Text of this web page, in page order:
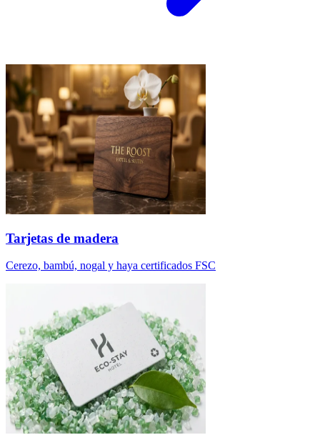
Tarjetas de madera
Cerezo, bambú, nogal y haya certificados FSC